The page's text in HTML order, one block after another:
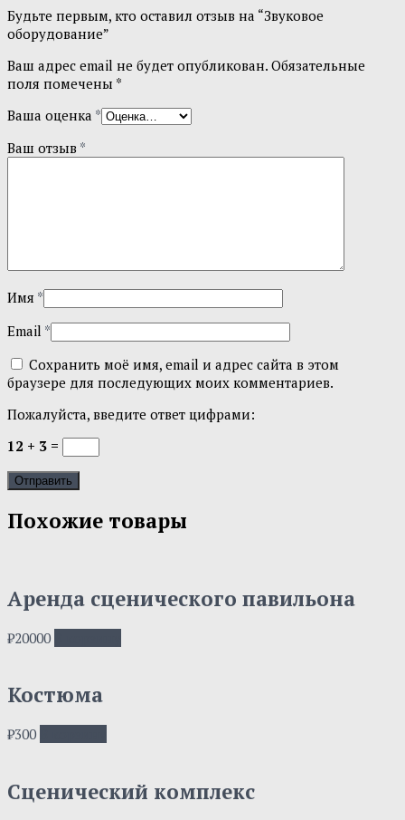
Будьте первым, кто оставил отзыв на “Звуковое
оборудование”
Ваш адрес email не будет опубликован. Обязательные
поля помечены *
Ваша оценка *
Ваш отзыв *
Имя *
Email *
Сохранить моё имя, email и адрес сайта в этом
браузере для последующих моих комментариев.
Пожалуйста, введите ответ цифрами:
12 + 3 =
Похожие товары
Аренда сценического павильона
₽20000
Костюма
₽300
Сценический комплекс